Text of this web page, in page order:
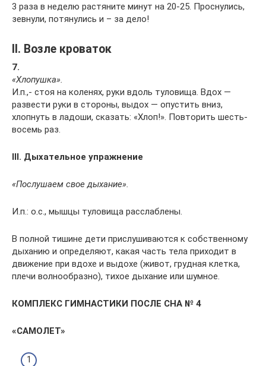
3 раза в неделю растяните минут на 20-25. Проснулись,
зевнули, потянулись и – за дело!
II. Возле кроваток
7.
«Хлопушка».
И.п.,- стоя на коленях, руки вдоль туловища. Вдох —
развести руки в стороны, выдох — опустить вниз,
хлопнуть в ладоши, сказать: «Хлоп!». Повторить шесть-
восемь раз.
III. Дыхательное упражнение
«Послушаем свое дыхание».
И.п.: о.с., мышцы туловища расслаблены.
В полной тишине дети прислушиваются к собственному
дыханию и определяют, какая часть тела приходит в
движение при вдохе и выдохе (живот, грудная клетка,
плечи волнообразно), тихое дыхание или шумное.
КОМПЛЕКС ГИМНАСТИКИ ПОСЛЕ СНА № 4
«САМОЛЕТ»